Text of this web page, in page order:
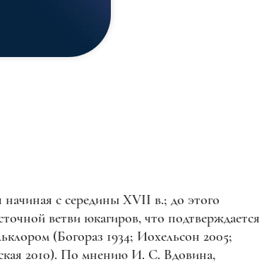
начиная с середины XVII в.; до этого
ветви юкагиров, что подтверждается
(Богораз 1934; Иохельсон 2005;
2010). По мнению И. С. Вдовина,